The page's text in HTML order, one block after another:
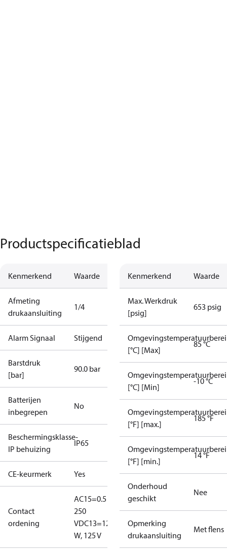
Productspecificatieblad
Kenmerkend Waarde
Afmeting
drukaansluiting
1/4
Alarm Signaal Stijgend
Barstdruk
[bar]
90.0 bar
Batterijen
inbegrepen
No
Beschermingsklasse-
IP behuizing
IP65
CE-keurmerk Yes
Contact
ordening
AC15=0.5 A,
250
VDC13=12
W, 125 V
Kenmerkend Waarde
Max. Werkdruk
[psig]
653 psig
[°C] [Max]
85 °C
[°C] [Min]
-10 °C
[°F] [max.]
185 °F
[°F] [min.]
14 °F
Onderhoud
geschikt
Nee
Opmerking
drukaansluiting
Met flens